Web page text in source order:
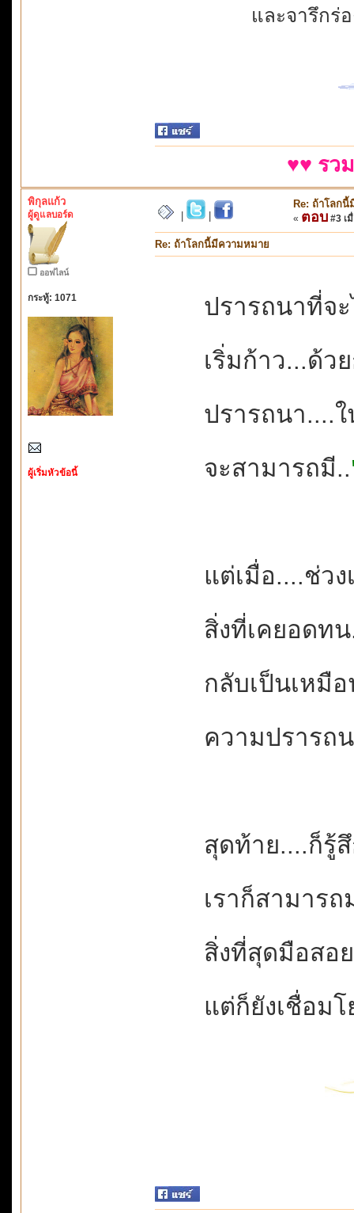
และจารึกร่
♥♥ รว
พิกุลแก้ว
ผู้ดูแลบอร์ด
ออฟไลน์
กระทู้: 1071
ผู้เริ่มหัวข้อนี้
Re: ถ้าโลก
« ตอบ #3 เ
Re: ถ้าโลกนี้มีความหมาย
ปรารถนาที่จ
เริ่มก้าว...ด้ว
ปรารถนา....
จะสามารถมี..
แต่เมื่อ....ช่ว
สิ่งที่เคยอดท
กลับเป็นเหมื
ความปรารถ
สุดท้าย....ก็รู้
เราก็สามาร
สิ่งที่สุดมือสอ
แต่ก็ยังเชื่อม